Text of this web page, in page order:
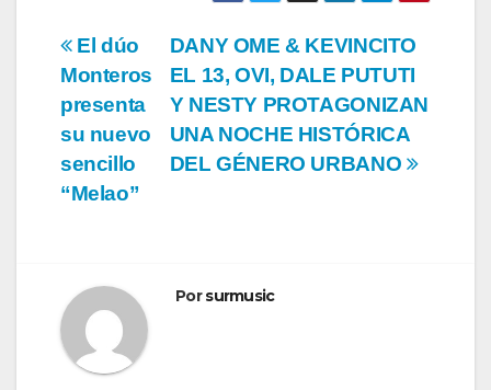
Navegación
de
entradas
DANY OME & KEVINCITO
EL 13, OVI, DALE PUTUTI
Y NESTY PROTAGONIZAN
UNA NOCHE HISTÓRICA
DEL GÉNERO URBANO
El dúo
Monteros
presenta
su nuevo
sencillo
“Melao”
Porsurmusic